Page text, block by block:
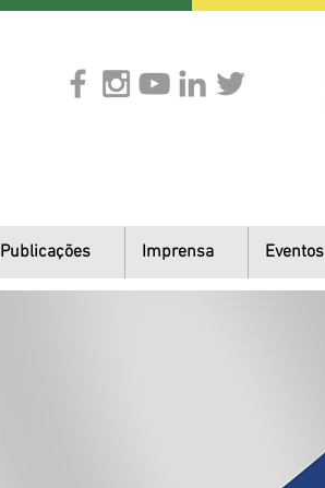
Publicações Imprensa Eventos